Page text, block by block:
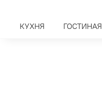
КУХНЯ ГОСТИНАЯ